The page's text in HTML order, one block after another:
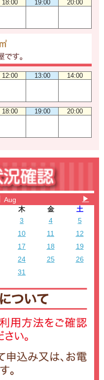
18:00 19:00 20:00
12:00 13:00 14:00
18:00 19:00 20:00
Aug
▶
木 金
土
3 4
5
10 11
12
17 18
19
24 25
26
31